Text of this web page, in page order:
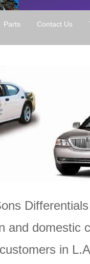
Parts Contact Us
and domestic
in